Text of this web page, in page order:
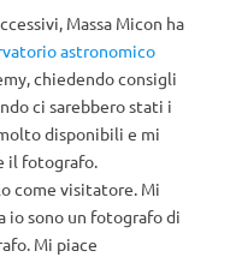
Massa Micon ha
astronomico
chiedendo consigli
ci sarebbero stati i
disponibili e mi
il fotografo.
come visitatore. Mi
io sono un fotografo di
Mi piace